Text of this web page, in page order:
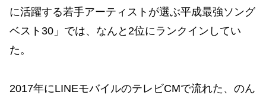
に活躍する若手アーティストが選ぶ平成最強ソング
ベスト30」では、なんと2位にランクインしてい
た。
2017年にLINEモバイルのテレビCMで流れた、のん